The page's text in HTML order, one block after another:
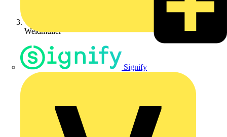
Signify
Weidmüller